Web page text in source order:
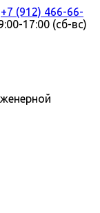
+7 (912) 466-66-
17:00 (сб-вс)